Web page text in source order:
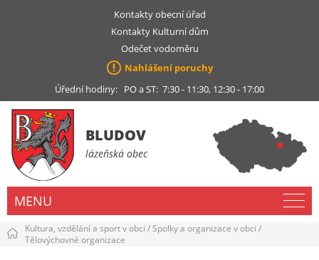
Kontakty obecní úřad
Kontakty Kulturní dům
Odečet vodoměru
Nahlášení poruchy
Úřední hodiny: PO a ST: 7:30 - 11:30, 12:30 - 17:00
BLUDOV
lázeňská obec
MENU
Kultura, vzdělání a sport v obci /Spolky a organizace v obci /
Tělovýchovné organizace